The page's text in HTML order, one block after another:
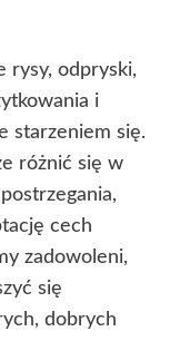
rysy, odpryski,
i
starzeniem się.
różnić się w
cech
zadowoleni,
się
dobrych